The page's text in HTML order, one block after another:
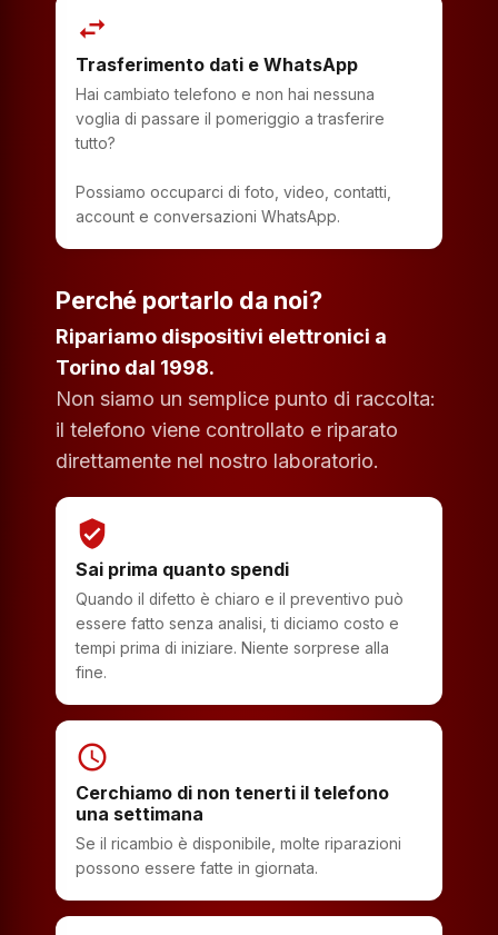
swap_horiz
Trasferimento dati e WhatsApp
Hai cambiato telefono e non hai nessuna
voglia di passare il pomeriggio a trasferire
tutto?
Possiamo occuparci di foto, video, contatti,
account e conversazioni WhatsApp.
Perché portarlo da noi?
Ripariamo dispositivi elettronici a
Torino dal 1998.
Non siamo un semplice punto di raccolta:
il telefono viene controllato e riparato
direttamente nel nostro laboratorio.
verified_user
Sai prima quanto spendi
Quando il difetto è chiaro e il preventivo può
essere fatto senza analisi, ti diciamo costo e
tempi prima di iniziare. Niente sorprese alla
fine.
schedule
Cerchiamo di non tenerti il telefono
una settimana
Se il ricambio è disponibile, molte riparazioni
possono essere fatte in giornata.